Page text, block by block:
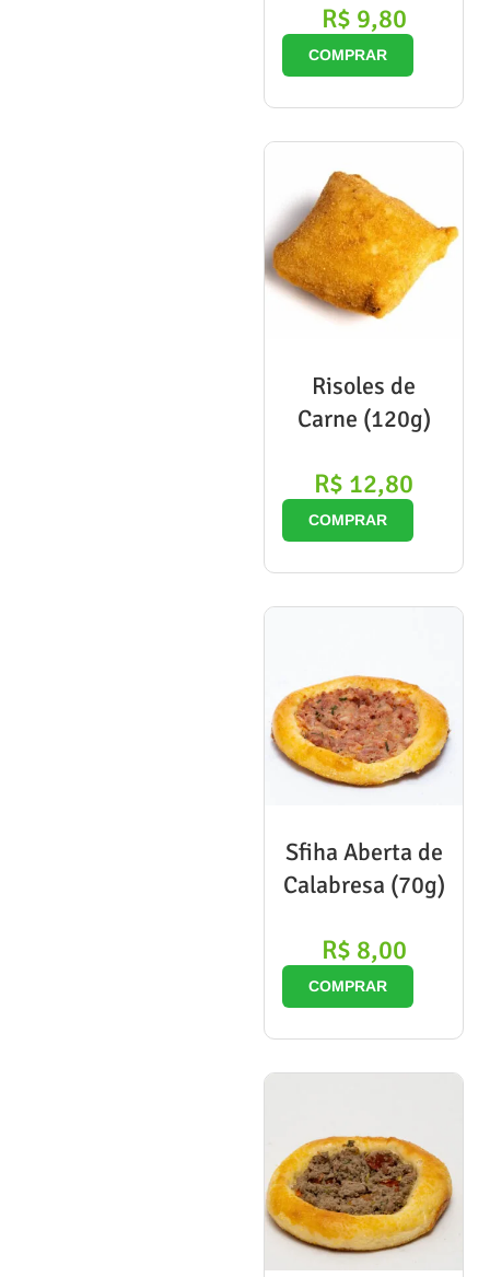
R$ 9,80
COMPRAR
Risoles de
Carne (120g)
R$ 12,80
COMPRAR
Sfiha Aberta de
Calabresa (70g)
R$ 8,00
COMPRAR